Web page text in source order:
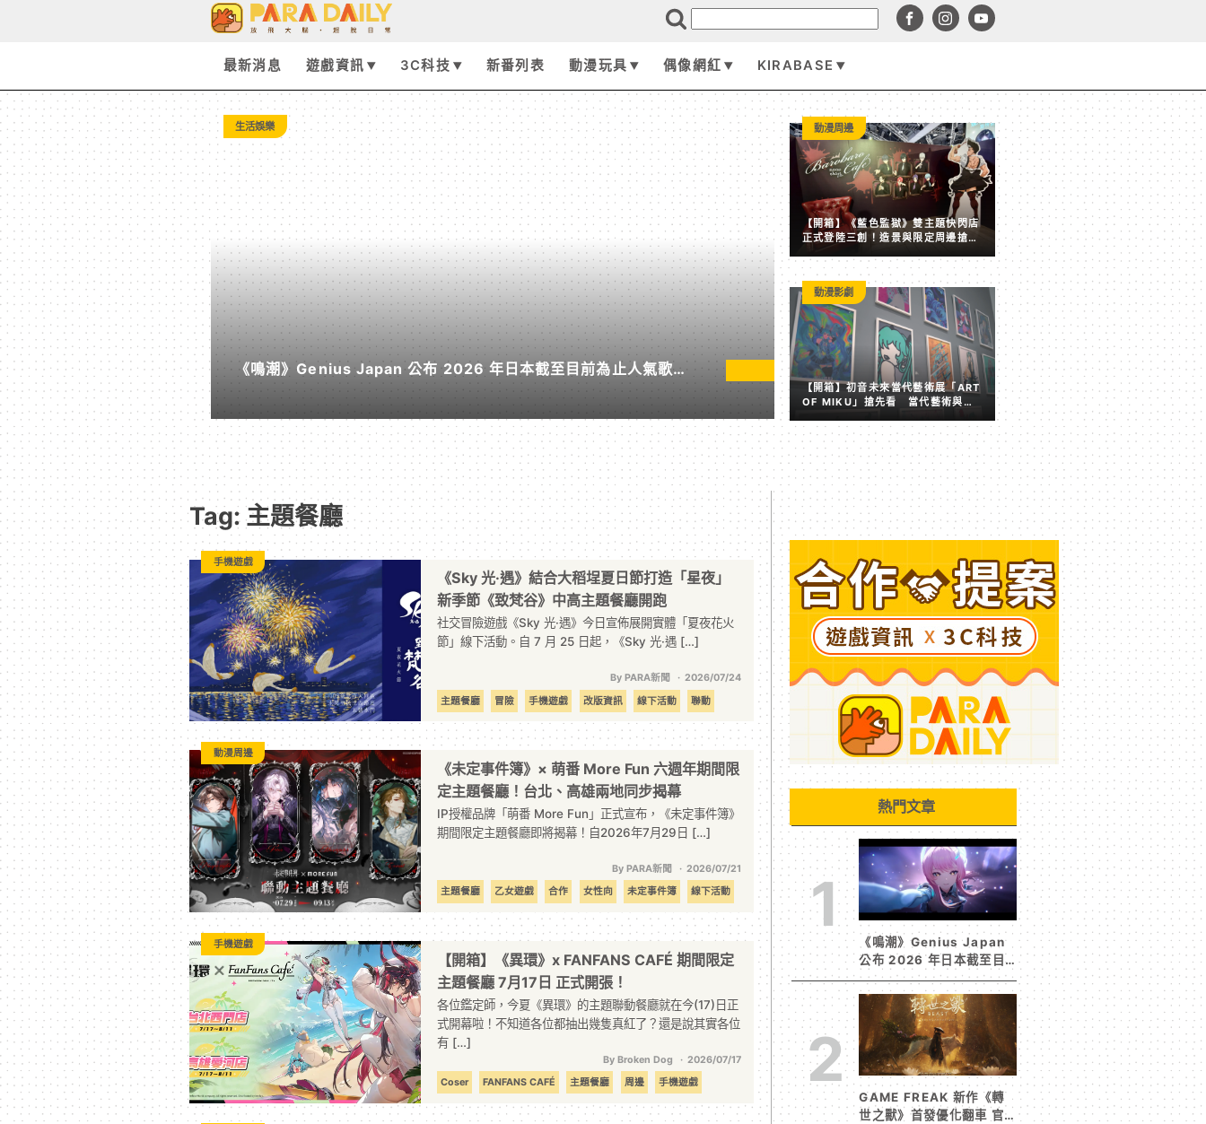
題
餐
廳
-
Paradaily
-
遊
戲
｜
動
漫
二
次
元
｜
3C
科
技
全
方
最新消息 遊戲資訊 3C科技 新番列表 動漫玩具 偶像網紅 KIRABASE
生活娛樂
《鳴潮》Genius Japan 公布 2026 年日本截至目前為止人氣歌單
《遠航星的告別》&《自無垠處歸航之星》入榜
遊戲資訊
賣點全失！《塵白禁域》7 月手機營收跌破 5,000 美元
後玩家大量流失
【開箱】《藍色監獄》雙主題快閃店
正式登陸三創！造景與限定周邊搶先
動漫周邊
【開箱】初音未來當代藝術展「ART
OF MIKU」搶先看 當代藝術與虛
擬歌姬激盪出的全新火花
動漫影劇
Tag: 主題餐廳
手機遊戲
《Sky 光·遇》結合大稻埕夏日節打造「星夜」
新季節《致梵谷》中高主題餐廳開跑
社交冒險遊戲《Sky 光·遇》今日宣佈展開實體「夏夜花火
節」線下活動。自 7 月 25 日起，《Sky 光·遇 […]
By PARA新聞
2026/07/24
主題餐廳
冒險 手機遊戲 改版資訊 線下活動 聯動
動漫周邊
《未定事件簿》× 萌番 More Fun 六週年期間限
定主題餐廳！台北、高雄兩地同步揭幕
IP授權品牌「萌番 More Fun」正式宣布，《未定事件簿》
期間限定主題餐廳即將揭幕！自2026年7月29日 […]
By PARA新聞
2026/07/21
主題餐廳
乙女遊戲 合作 女性向 未定事件簿 線下活動
聯名 萌番
手機遊戲
【開箱】《異環》x FANFANS CAFÉ 期間限定
主題餐廳 7月17日 正式開張！
各位鑑定師，今夏《異環》的主題聯動餐廳就在今(17)日正
式開幕啦！不知道各位都抽出幾隻真紅了？還是說其實各位
有 […]
By Broken Dog
2026/07/17
Coser
FANFANS CAFÉ 主題餐廳 周邊 手機遊戲
新角色 異環 聯動 開箱
熱門文章
1
《鳴潮》Genius Japan
公布 2026 年日本截至目
前為止人氣歌單《遠航星的
告別》&《自無垠處歸航之
星》入榜
2
GAME FREAK 新作《轉
世之獸》首發優化翻車 官